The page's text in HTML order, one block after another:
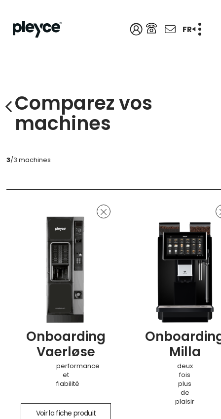
FR
Comparez vos
machines
3/3 machines
Onboarding
Vaerløse
performance
et
fiabilité
Voir la fiche produit
Milla
deux
fois
plus
de
plaisir